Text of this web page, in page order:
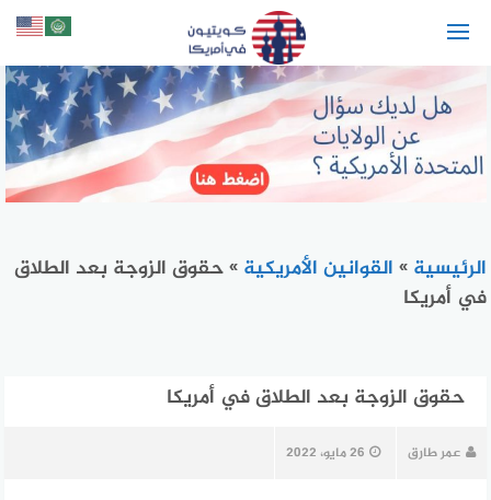
الرئيسية » القوانين الأمريكية »حقوق الزوجة بعد الطلاق
في أمريكا
حقوق الزوجة بعد الطلاق في أمريكا
عمر طارق 26 مايو، 2022